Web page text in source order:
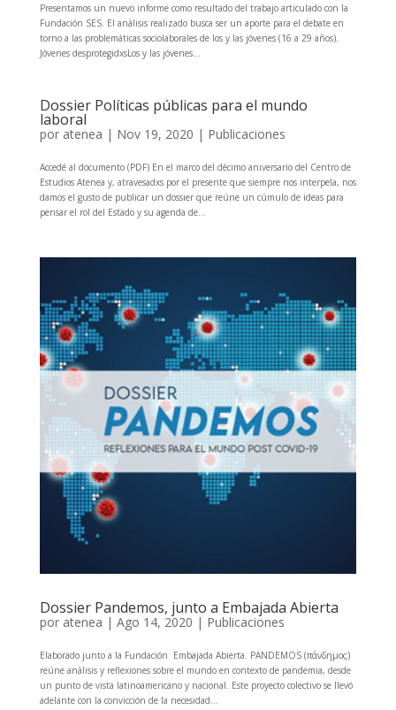
Presentamos un nuevo informe como resultado del trabajo articulado con la
Fundación SES. El análisis realizado busca ser un aporte para el debate en
torno a las problemáticas sociolaborales de los y las jóvenes (16 a 29 años).
Jóvenes desprotegidxsLos y las jóvenes...
Dossier Políticas públicas para el mundo
laboral
por atenea | Nov 19, 2020 | Publicaciones
Accedé al documento (PDF) En el marco del décimo aniversario del Centro de
Estudios Atenea y, atravesadxs por el presente que siempre nos interpela, nos
damos el gusto de publicar un dossier que reúne un cúmulo de ideas para
pensar el rol del Estado y su agenda de...
Dossier Pandemos, junto a Embajada Abierta
por atenea | Ago 14, 2020 | Publicaciones
Elaborado junto a la Fundación Embajada Abierta. PANDEMOS (πάνδημος)
reúne análisis y reflexiones sobre el mundo en contexto de pandemia, desde
un punto de vista latinoamericano y nacional. Este proyecto colectivo se llevó
adelante con la convicción de la necesidad...